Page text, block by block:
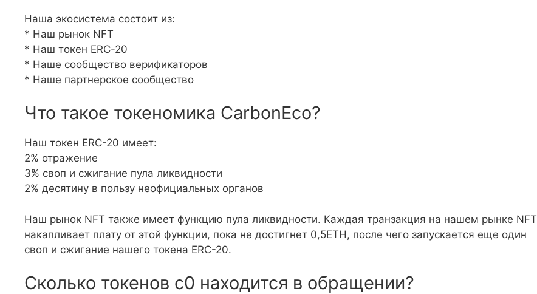
Наша экосистема состоит из:
* Наш рынок NFT
* Наш токен ERC-20
* Наше сообщество верификаторов
* Наше партнерское сообщество
Что такое токеномика CarbonEco?
Наш токен ERC-20 имеет:
2% отражение
3% своп и сжигание пула ликвидности
2% десятину в пользу неофициальных органов
Наш рынок NFT также имеет функцию пула ликвидности. Каждая транзакция на нашем рынке NFT
накапливает плату от этой функции, пока не достигнет 0,5ETH, после чего запускается еще один
своп и сжигание нашего токена ERC-20.
Сколько токенов c0 находится в обращении?